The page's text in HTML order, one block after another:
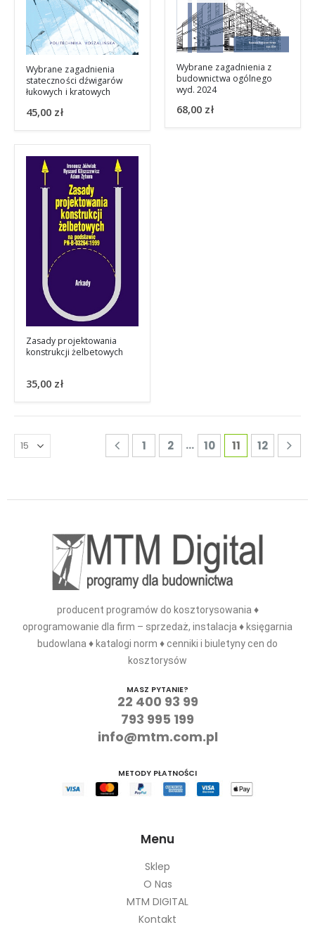
Wybrane zagadnienia
stateczności dźwigarów
łukowych i kratowych
45,00 zł
Wybrane zagadnienia z
budownictwa ogólnego
wyd. 2024
68,00 zł
Zasady projektowania
konstrukcji żelbetowych
35,00 zł
1 2 … 10 11 12
producent programów do kosztorysowania ♦
oprogramowanie dla firm – sprzedaż, instalacja ♦ księgarnia
budowlana ♦ katalogi norm ♦ cenniki i biuletyny cen do
kosztorysów
MASZ PYTANIE?
22 400 93 99
793 995 199
info@mtm.com.pl
METODY PŁATNOŚCI
Menu
Sklep
O Nas
MTM DIGITAL
Kontakt